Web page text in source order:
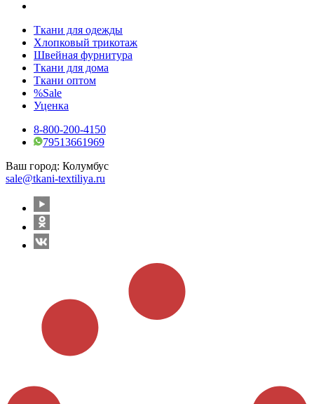
Ткани для одежды
Хлопковый трикотаж
Швейная фурнитура
Ткани для дома
Ткани оптом
%Sale
Уценка
8-800-200-4150
79513661969
Ваш город: Колумбус
sale@tkani-textiliya.ru